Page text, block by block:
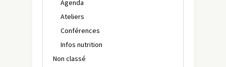
Agenda
Ateliers
Conférences
Infos nutrition
Non classé